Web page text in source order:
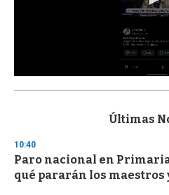
s
d
s
o
f
Últimas
10:40
Paro nacional en Primaria
qué pararán los maestros